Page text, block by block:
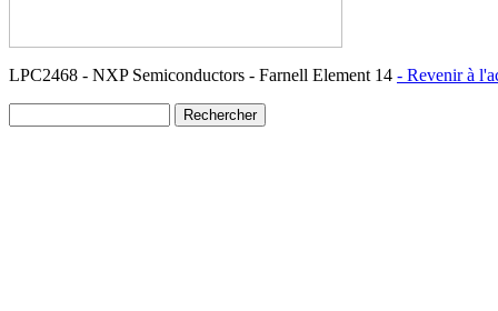
LPC2468 - NXP Semiconductors - Farnell Element 14 - Revenir à